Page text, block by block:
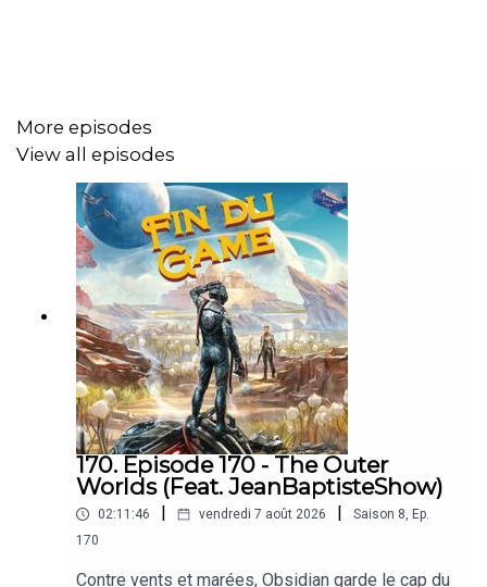
Rejoignez le club de lecture sur Discord :
Si vous réalisez un achat sur Top Achat, vous pouvez
entrer le code créateur FINDUGAME pour soutenir
l'émission.
More episodes
View all episodes
170. Episode 170 - The Outer
Worlds (Feat. JeanBaptisteShow)
02:11:46 vendredi 7 août 2026 Saison 8, Ep.
170
Contre vents et marées, Obsidian garde le cap du